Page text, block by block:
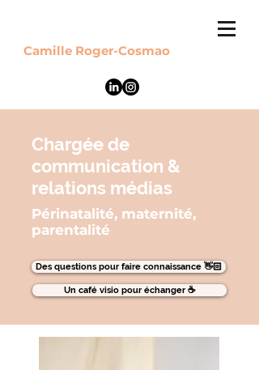
Camille Roger-Cosmao
Chargée de
communication &
relations médias
Périnatalité, maternité,
parentalité
Des questions pour faire connaissance 👋🏻
Un café visio pour échanger ☕